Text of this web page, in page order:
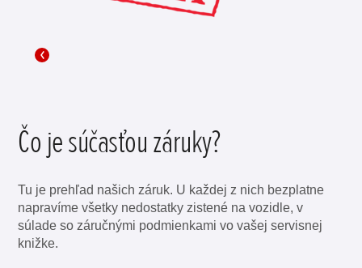
Čo je súčasťou záruky?
Tu je prehľad našich záruk. U každej z nich bezplatne
napravíme všetky nedostatky zistené na vozidle, v
súlade so záručnými podmienkami vo vašej servisnej
knižke.